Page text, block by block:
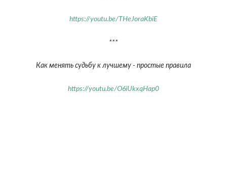
https://youtu.be/THeJoraKbiE
***
Как менять судьбу к лучшему - простые правила
https://youtu.be/O6iUkxqHap0